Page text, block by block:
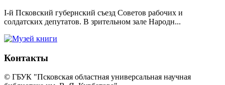
I-й Псковский губернский съезд Советов рабочих и
солдатских депутатов. В зрительном зале Народн...
Контакты
© ГБУК "Псковская областная универсальная научная